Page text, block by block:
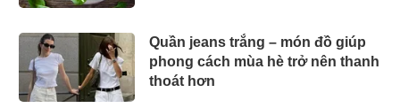
Quần jeans trắng – món đồ giúp
phong cách mùa hè trở nên thanh
thoát hơn